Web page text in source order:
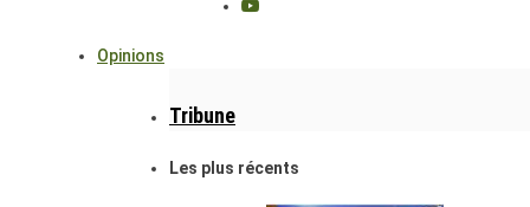
Opinions
Tribune
Les plus récents